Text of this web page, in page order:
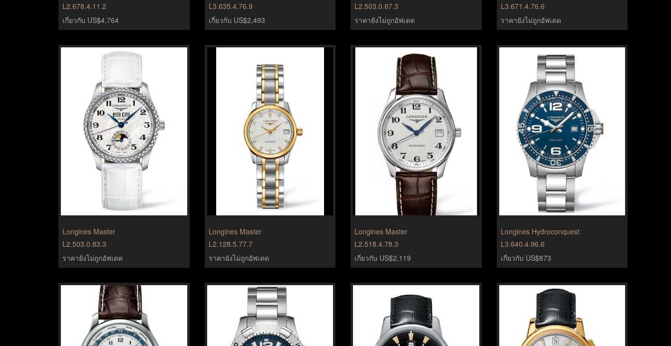
L2.678.4.11.2
เกี่ยวกับ US$4,764
L3.635.4.76.9
เกี่ยวกับ US$2,493
L2.503.0.87.3
ราคายังไม่ถูกอัฟเดด
L3.671.4.76.6
ราคายังไม่ถูกอัฟเดด
Longines Master
L2.503.0.83.3
ราคายังไม่ถูกอัฟเดด
Longines Master
L2.128.5.77.7
ราคายังไม่ถูกอัฟเดด
Longines Master
L2.518.4.78.3
เกี่ยวกับ US$2,119
Longines Hydroconquest
L3.640.4.96.6
เกี่ยวกับ US$873